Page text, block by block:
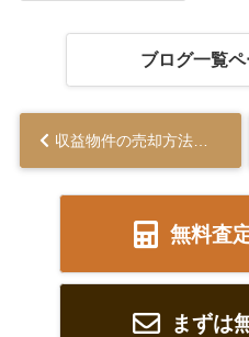
ブログ一覧
収益物件の売却方法は？高く売却するためのポイントと手順やタイミング...
無料査
まずは